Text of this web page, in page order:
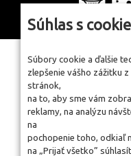
Súhlas s
Súbory cookie a ďalšie
zlepšenie vášho zážitku
stránok,
na to, aby sme vám
reklamy, na analýzu
na
pochopenie toho, odkiaľ
na „Prijať všetko”